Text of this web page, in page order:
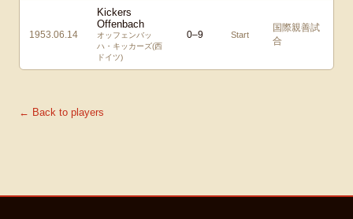
1953.06.14
Kickers
Offenbach
オッフェンバッ
ハ・キッカーズ(西
ドイツ)
0–9 Start
国際親善試
合
← Back to players